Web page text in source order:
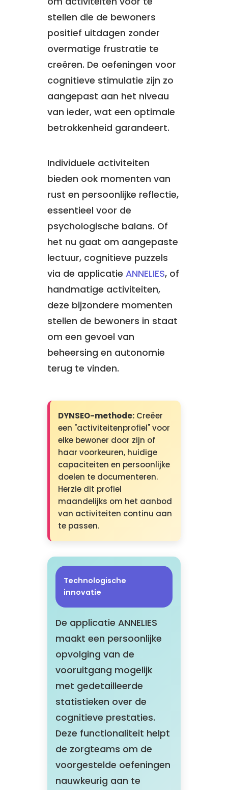
stellen die de bewoners
positief uitdagen zonder
overmatige frustratie te
creëren. De oefeningen voor
cognitieve stimulatie zijn zo
aangepast aan het niveau
van ieder, wat een optimale
betrokkenheid garandeert.
Individuele activiteiten
bieden ook momenten van
rust en persoonlijke reflectie,
essentieel voor de
psychologische balans. Of
het nu gaat om aangepaste
lectuur, cognitieve puzzels
via de applicatie ANNELIES, of
handmatige activiteiten,
deze bijzondere momenten
stellen de bewoners in staat
om een gevoel van
beheersing en autonomie
terug te vinden.
DYNSEO-methode:Creëer
een "activiteitenprofiel" voor
elke bewoner door zijn of
haar voorkeuren, huidige
capaciteiten en persoonlijke
doelen te documenteren.
Herzie dit profiel
maandelijks om het aanbod
van activiteiten continu aan
te passen.
Technologische
innovatie
De applicatie ANNELIES
maakt een persoonlijke
opvolging van de
vooruitgang mogelijk
met gedetailleerde
statistieken over de
cognitieve prestaties.
Deze functionaliteit helpt
de zorgteams om de
voorgestelde oefeningen
nauwkeurig aan te